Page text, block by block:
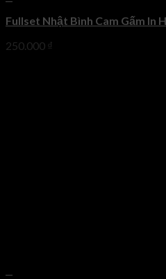
Fullset Nhật Bình Cam Gấm In
250.000 ₫